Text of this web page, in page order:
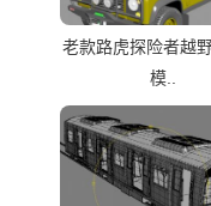
老款路虎探险者越
模..